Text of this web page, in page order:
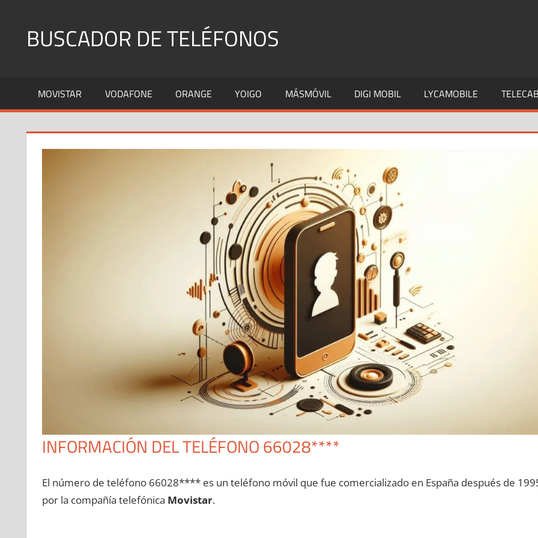
contenidoBUSCADOR DE TELÉFONOS
Fijos
y
MOVISTAR VODAFONE ORANGE YOIGO MÁSMÓVIL DIGI MOBIL LYCAMOBILE
INFORMACIÓN DEL TELÉFONO 66028****
El número dе teléfono 66028**** es un teléfono móvil quе fue comercializado en España después dе
pοr la compañía telefónica Movistar.